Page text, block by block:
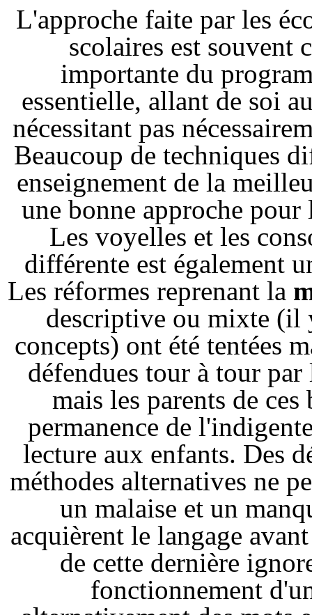
L'approche faite par les
scolaires est souvent
importante du
essentielle, allant de soi
nécessitant pas
Beaucoup de techniques
enseignement de la
une bonne approche pour
Les voyelles et les
différente est également
Les réformes reprenant la
descriptive ou mixte (il
concepts) ont été tentées
défendues tour à tour par
mais les parents de
permanence de
lecture aux enfants. Des
méthodes alternatives ne
un malaise et un
acquièrent le langage
de cette dernière
fonctionnement